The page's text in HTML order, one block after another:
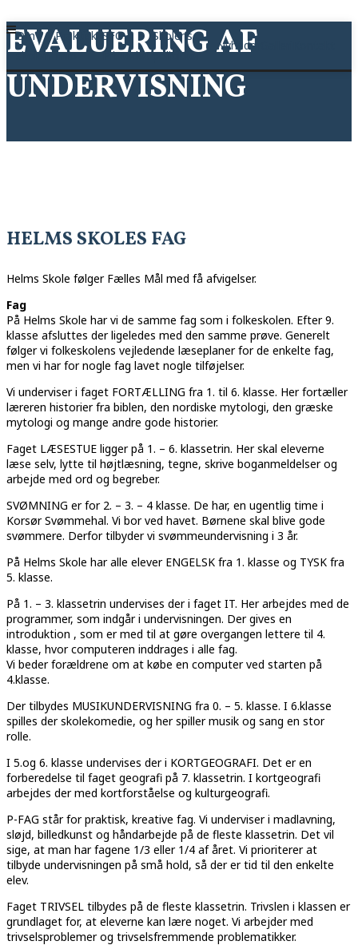
Om
skolen
Praktisk
Info
SFO
Fristedet
Skolens
politikker
Nyheder
EVALUERING AF
UNDERVISNING
HELMS SKOLES FAG
Helms Skole følger Fælles Mål med få afvigelser.
Fag
På Helms Skole har vi de samme fag som i folkeskolen. Efter 9.
klasse afsluttes der ligeledes med den samme prøve. Generelt
følger vi folkeskolens vejledende læseplaner for de enkelte fag,
men vi har for nogle fag lavet nogle tilføjelser.
Vi underviser i faget FORTÆLLING fra 1. til 6. klasse. Her fortæller
læreren historier fra biblen, den nordiske mytologi, den græske
mytologi og mange andre gode historier.
Faget LÆSESTUE ligger på 1. – 6. klassetrin. Her skal eleverne
læse selv, lytte til højtlæsning, tegne, skrive boganmeldelser og
arbejde med ord og begreber.
SVØMNING er for 2. – 3. – 4 klasse. De har, en ugentlig time i
Korsør Svømmehal. Vi bor ved havet. Børnene skal blive gode
svømmere. Derfor tilbyder vi svømmeundervisning i 3 år.
På Helms Skole har alle elever ENGELSK fra 1. klasse og TYSK fra
5. klasse.
På 1. – 3. klassetrin undervises der i faget IT. Her arbejdes med de
programmer, som indgår i undervisningen. Der gives en
introduktion , som er med til at gøre overgangen lettere til 4.
klasse, hvor computeren inddrages i alle fag.
Vi beder forældrene om at købe en computer ved starten på
4.klasse.
Der tilbydes MUSIKUNDERVISNING fra 0. – 5. klasse. I 6.klasse
spilles der skolekomedie, og her spiller musik og sang en stor
rolle.
I 5.og 6. klasse undervises der i KORTGEOGRAFI. Det er en
forberedelse til faget geografi på 7. klassetrin. I kortgeografi
arbejdes der med kortforståelse og kulturgeografi.
P-FAG står for praktisk, kreative fag. Vi underviser i madlavning,
sløjd, billedkunst og håndarbejde på de fleste klassetrin. Det vil
sige, at man har fagene 1/3 eller 1/4 af året. Vi prioriterer at
tilbyde undervisningen på små hold, så der er tid til den enkelte
elev.
Faget TRIVSEL tilbydes på de fleste klassetrin. Trivslen i klassen er
grundlaget for, at eleverne kan lære noget. Vi arbejder med
trivselsproblemer og trivselsfremmende problematikker.